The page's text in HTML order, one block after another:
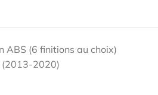
ABS (6 finitions au choix)
(2013-2020)